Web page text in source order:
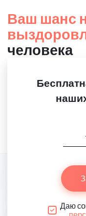
Ваш шанс
человека
Даю